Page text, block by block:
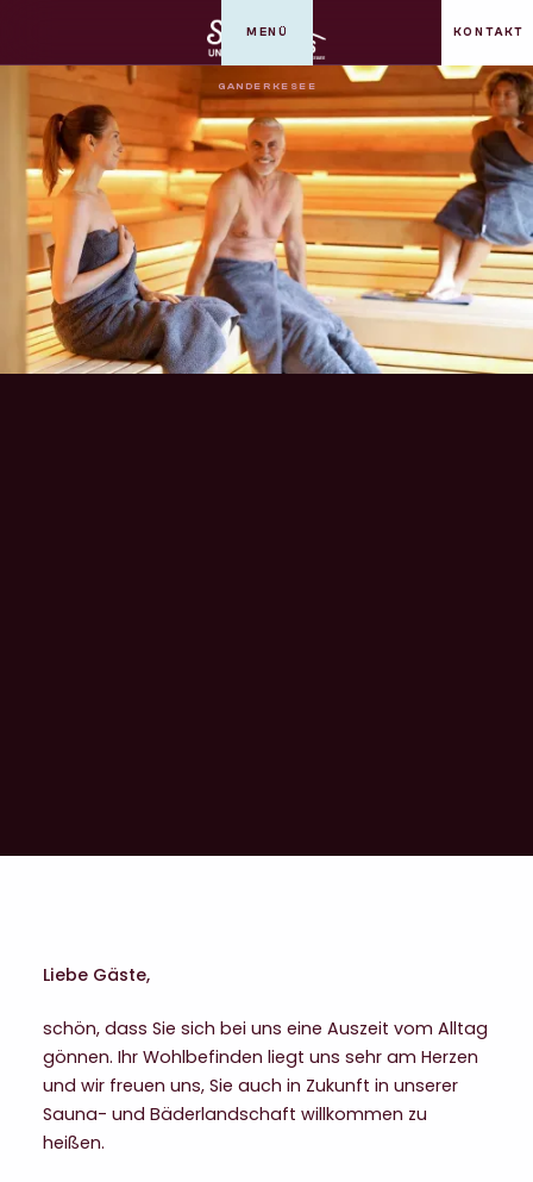
GANDERKESEE
MENÜ KONTAKT
Liebe Gäste,
schön, dass Sie sich bei uns eine Auszeit vom Alltag
gönnen. Ihr Wohlbefinden liegt uns sehr am Herzen
und wir freuen uns, Sie auch in Zukunft in unserer
Sauna- und Bäderlandschaft willkommen zu
heißen.